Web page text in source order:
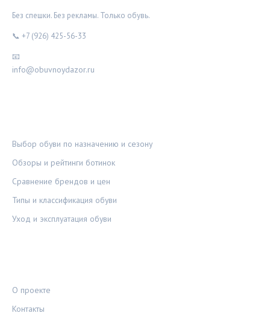
Без спешки. Без рекламы. Только обувь.
📞 +7 (926) 425-56-33
📧
info@obuvnoydazor.ru
Выбор обуви по назначению и сезону
Обзоры и рейтинги ботинок
Сравнение брендов и цен
Типы и классификация обуви
Уход и эксплуатация обуви
О проекте
Контакты